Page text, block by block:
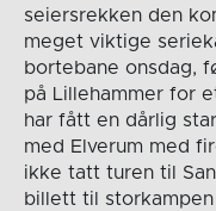
seiersrekken den
meget viktige
bortebane onsdag,
på Lillehammer for
har fått en dårlig
med Elverum med
ikke tatt turen til
billett til storkampen